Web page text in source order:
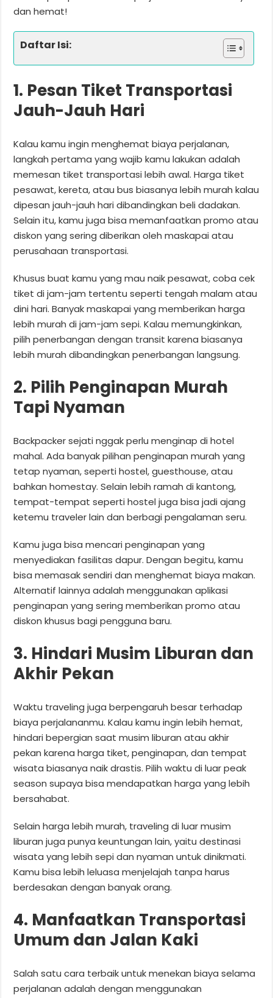
dan hemat!
Daftar Isi:
1. Pesan Tiket Transportasi
Jauh-Jauh Hari
Kalau kamu ingin menghemat biaya perjalanan,
langkah pertama yang wajib kamu lakukan adalah
memesan tiket transportasi lebih awal. Harga tiket
pesawat, kereta, atau bus biasanya lebih murah kalau
dipesan jauh-jauh hari dibandingkan beli dadakan.
Selain itu, kamu juga bisa memanfaatkan promo atau
diskon yang sering diberikan oleh maskapai atau
perusahaan transportasi.
Khusus buat kamu yang mau naik pesawat, coba cek
tiket di jam-jam tertentu seperti tengah malam atau
dini hari. Banyak maskapai yang memberikan harga
lebih murah di jam-jam sepi. Kalau memungkinkan,
pilih penerbangan dengan transit karena biasanya
lebih murah dibandingkan penerbangan langsung.
2. Pilih Penginapan Murah
Tapi Nyaman
Backpacker sejati nggak perlu menginap di hotel
mahal. Ada banyak pilihan penginapan murah yang
tetap nyaman, seperti hostel, guesthouse, atau
bahkan homestay. Selain lebih ramah di kantong,
tempat-tempat seperti hostel juga bisa jadi ajang
ketemu traveler lain dan berbagi pengalaman seru.
Kamu juga bisa mencari penginapan yang
menyediakan fasilitas dapur. Dengan begitu, kamu
bisa memasak sendiri dan menghemat biaya makan.
Alternatif lainnya adalah menggunakan aplikasi
penginapan yang sering memberikan promo atau
diskon khusus bagi pengguna baru.
3. Hindari Musim Liburan dan
Akhir Pekan
Waktu traveling juga berpengaruh besar terhadap
biaya perjalananmu. Kalau kamu ingin lebih hemat,
hindari bepergian saat musim liburan atau akhir
pekan karena harga tiket, penginapan, dan tempat
wisata biasanya naik drastis. Pilih waktu di luar peak
season supaya bisa mendapatkan harga yang lebih
bersahabat.
Selain harga lebih murah, traveling di luar musim
liburan juga punya keuntungan lain, yaitu destinasi
wisata yang lebih sepi dan nyaman untuk dinikmati.
Kamu bisa lebih leluasa menjelajah tanpa harus
berdesakan dengan banyak orang.
4. Manfaatkan Transportasi
Umum dan Jalan Kaki
Salah satu cara terbaik untuk menekan biaya selama
perjalanan adalah dengan menggunakan